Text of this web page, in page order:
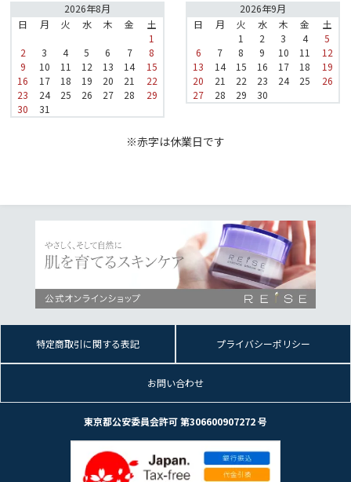
2026年8月
日
月 火 水 木 金
土
1
2
3 4 5 6 7
8
9
10 11 12 13 14
15
16
17 18 19 20 21
22
23
24 25 26 27 28
29
30
31
2026年9月
日
月 火 水 木 金
土
1
2 3 4
5
6
7 8 9 10 11
12
13
14 15 16 17 18
19
20
21 22 23 24 25
26
27
28 29 30
※赤字は休業日です
特定商取引に関する表記 プライバシーポリシー
お問い合わせ
東京都公安委員会許可 第306600907272 号